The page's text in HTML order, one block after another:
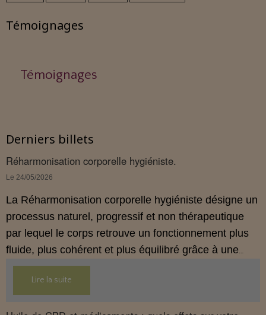
Témoignages
Témoignages
Derniers billets
Réharmonisation corporelle hygiéniste.
Le 24/05/2026
La Réharmonisation corporelle hygiéniste désigne un
processus naturel, progressif et non thérapeutique
par lequel le corps retrouve un fonctionnement plus
fluide, plus cohérent et plus équilibré grâce à une
hygiène de vie adaptée.
Lire la suite